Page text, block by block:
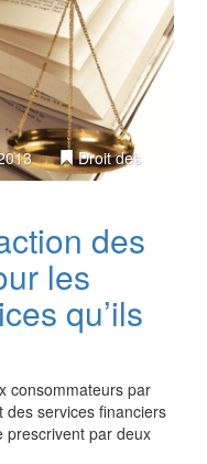
Droit des
des
les
qu’ils
consommateurs par
services financiers
prescrivent par deux